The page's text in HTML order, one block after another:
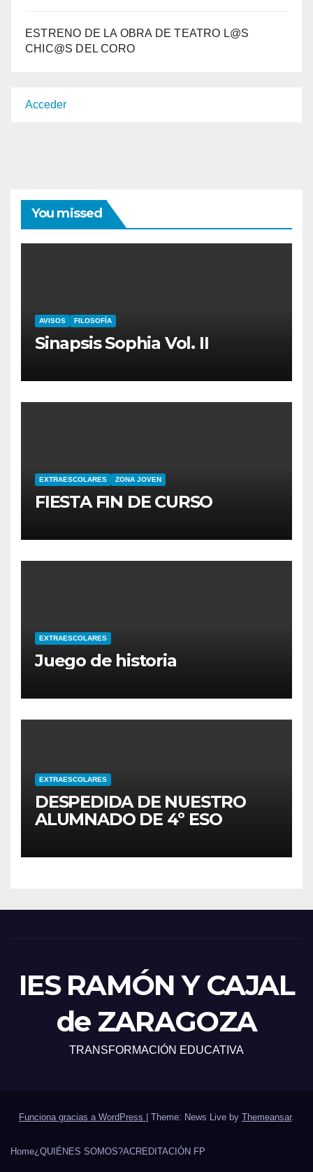
ESTRENO DE LA OBRA DE TEATRO L@S
CHIC@S DEL CORO
Acceder
You missed
AVISOS FILOSOFÍA
Sinapsis Sophia Vol. II
EXTRAESCOLARES ZONA JOVEN
FIESTA FIN DE CURSO
EXTRAESCOLARES
Juego de historia
EXTRAESCOLARES
DESPEDIDA DE NUESTRO
ALUMNADO DE 4º ESO
IES RAMÓN Y CAJAL
de ZARAGOZA
TRANSFORMACIÓN EDUCATIVA
Funciona gracias a WordPress Theme: News Live by Themeansar.
Home¿QUIÉNES SOMOS?ACREDITACIÓN FP